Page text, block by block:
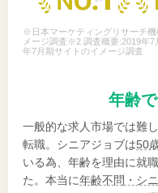
※日本マーケティングリサーチ
メージ調査※2 調査概要:2019年
年7月期サイトのイメージ調査
年齢
一般的な求人市場では難
転職。シニアジョブは50
いる為、年齢を理由に就
た。本当に年齢不問・シ